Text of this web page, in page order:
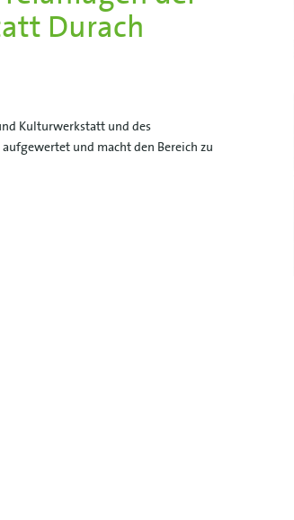
Durach
Kulturwerkstatt und des
und macht den Bereich zu